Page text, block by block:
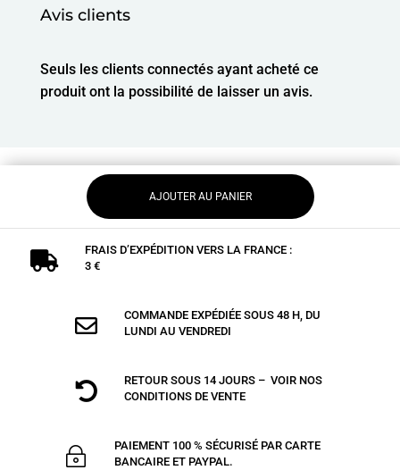
Avis clients
Seuls les clients connectés ayant acheté ce
produit ont la possibilité de laisser un avis.
AJOUTER AU PANIER

FRAIS D’EXPÉDITION VERS LA FRANCE :
3 €

COMMANDE EXPÉDIÉE SOUS 48 H, DU
LUNDI AU VENDREDI

RETOUR SOUS 14 JOURS – VOIR NOS
CONDITIONS DE VENTE
~
PAIEMENT 100 % SÉCURISÉ PAR CARTE
BANCAIRE ET PAYPAL.